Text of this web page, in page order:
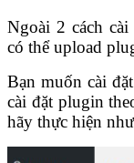
Ngoài 2 cách
có thể upload
Bạn muốn cài
cài đặt plugin
hãy thực hiện